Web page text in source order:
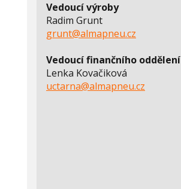
Vedoucí výroby
Radim Grunt
grunt@almapneu.cz
Vedoucí finančního oddělení
Lenka Kovačiková
uctarna@almapneu.cz